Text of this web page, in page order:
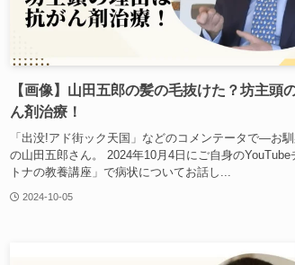
【画像】山田五郎の髪の毛抜けた？坊主頭
ん剤治療！
「出没!アド街ック天国」などのコメンテータで―お
の山田五郎さん。 2024年10月4日にご自身のYouTube
トナの教養講座」で病状についてお話し...
2024-10-05